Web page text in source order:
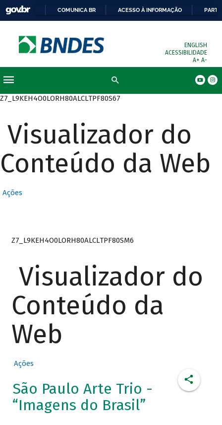
COMUNICA BR ACESSO À INFORMAÇÃO
ENGLISH
ACESSIBILIDADE
A+ A-
Z7_L9KEH4O0LORH80ALCLTPF80S67
Visualizador do
Conteúdo da Web
Ações
Z7_L9KEH4O0LORH80ALCLTPF80SM6
Visualizador do
Conteúdo da
Web
Ações
São Paulo Arte Trio -
“Imagens do Brasil”